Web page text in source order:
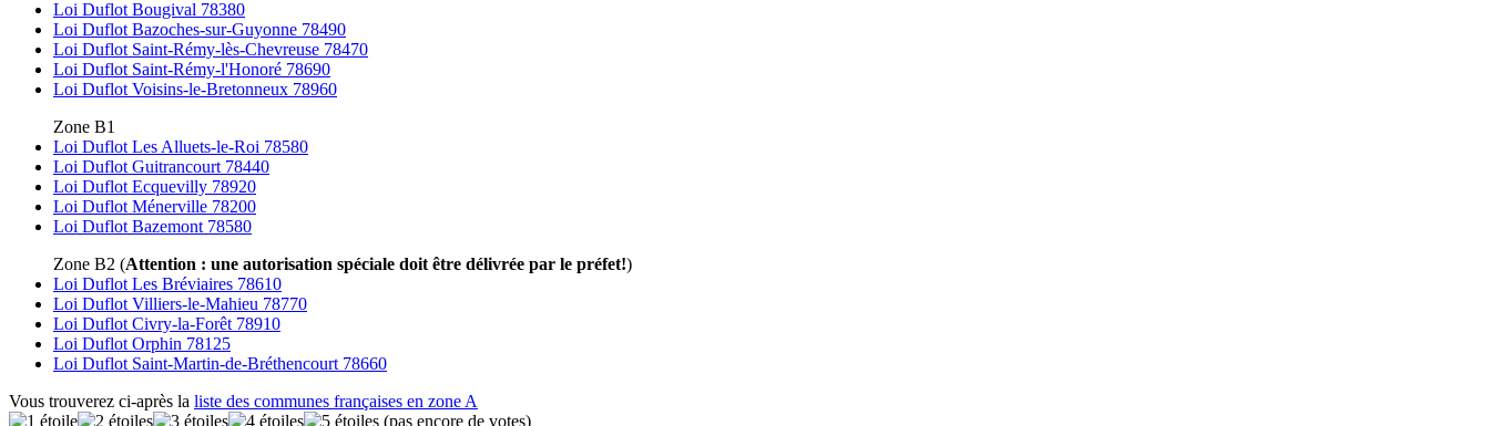
Loi Duflot Bougival 78380
Loi Duflot Bazoches-sur-Guyonne 78490
Loi Duflot Saint-Rémy-lès-Chevreuse 78470
Loi Duflot Saint-Rémy-l'Honoré 78690
Loi Duflot Voisins-le-Bretonneux 78960
Zone B1
Loi Duflot Les Alluets-le-Roi 78580
Loi Duflot Guitrancourt 78440
Loi Duflot Ecquevilly 78920
Loi Duflot Ménerville 78200
Loi Duflot Bazemont 78580
Zone B2 (Attention : une autorisation spéciale doit être délivrée par le préfet!)
Loi Duflot Les Bréviaires 78610
Loi Duflot Villiers-le-Mahieu 78770
Loi Duflot Civry-la-Forêt 78910
Loi Duflot Orphin 78125
Loi Duflot Saint-Martin-de-Bréthencourt 78660
Vous trouverez ci-après la liste des communes françaises en zone A
(pas encore de votes)